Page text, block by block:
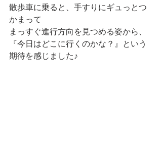
散歩車に乗ると、手すりにギュっとつ
かまって
まっすぐ進行方向を見つめる姿から、
『今日はどこに行くのかな？』という
期待を感じました♪